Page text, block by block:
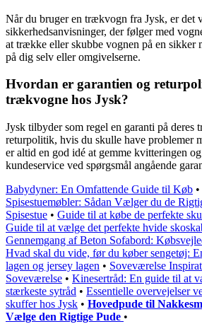
Når du bruger en trækvogn fra Jysk, er det
sikkerhedsanvisninger, der følger med
at trække eller skubbe vognen på en sikker
på dig selv eller omgivelserne.
Hvordan er garantien og
trækvogne hos Jysk?
Jysk tilbyder som regel en garanti på deres
returpolitik, hvis du skulle have problemer
er altid en god idé at gemme kvitteringen
kundeservice ved spørgsmål angående
Babydyner: En Omfattende Guide til Køb •
Spisestuemøbler: Sådan Vælger du de
Spisestue • Guide til at købe de perfekte
Guide til at vælge det perfekte hvide
Gennemgang af Beton Sofabord:
Hvad skal du vide, før du køber sengetøj:
lagen og jersey lagen • Soveværelse
Soveværelse • Kinesertråd: En guide til at
stærkeste sytråd • Essentielle overvejelser
skuffer hos Jysk • Hovedpude til
Vælge den Rigtige Pude •